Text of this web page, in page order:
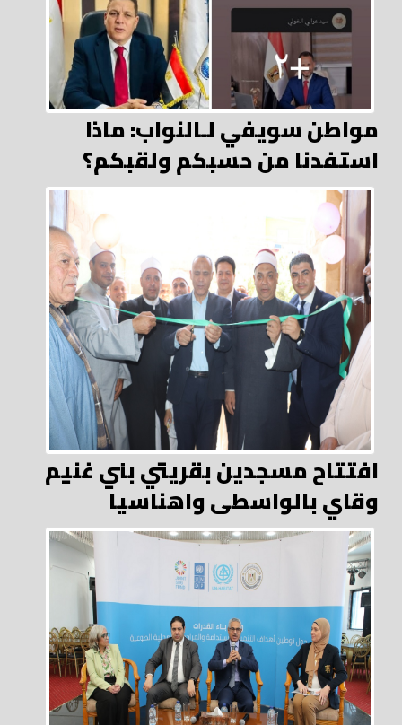
مواطن سويفي لـالنواب: ماذا
استفدنا من حسبكم ولقبكم؟
افتتاح مسجدين بقريتي بني غنيم
وقاي بالواسطى واهناسيا